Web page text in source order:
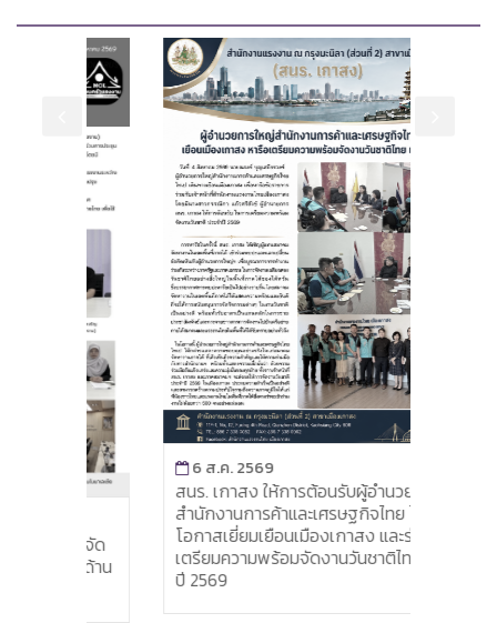
6 ส.ค. 2569
สนร. เกาสง ให้การต้อนรับผู้อำนวยการใหญ่
สำนักงานการค้าและเศรษฐกิจไทย ไทเป ใน
โอกาสเยี่ยมเยือนเมืองเกาสง และร่วมหารือ
เตรียมความพร้อมจัดงานวันชาติไทย ประจำ
ปี 2569